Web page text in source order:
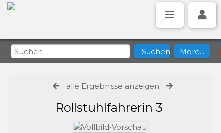
alle Ergebnisse anzeigen
Rollstuhlfahrerin 3